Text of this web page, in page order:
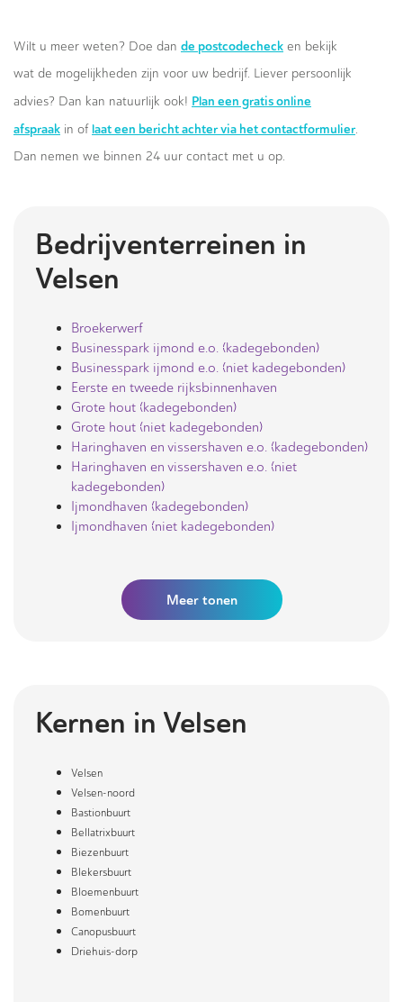
Wilt u meer weten? Doe dan de postcodecheck en bekijk
wat de mogelijkheden zijn voor uw bedrijf. Liever persoonlijk
advies? Dan kan natuurlijk ook! Plan een gratis online
afspraak in of laat een bericht achter via het contactformulier.
Dan nemen we binnen 24 uur contact met u op.
Bedrijventerreinen in
Velsen
Broekerwerf
Businesspark ijmond e.o. (kadegebonden)
Businesspark ijmond e.o. (niet kadegebonden)
Eerste en tweede rijksbinnenhaven
Grote hout (kadegebonden)
Grote hout (niet kadegebonden)
Haringhaven en vissershaven e.o. (kadegebonden)
Haringhaven en vissershaven e.o. (niet
kadegebonden)
Ijmondhaven (kadegebonden)
Ijmondhaven (niet kadegebonden)
Meertonen
Kernen in Velsen
Velsen
Velsen-noord
Bastionbuurt
Bellatrixbuurt
Biezenbuurt
Blekersbuurt
Bloemenbuurt
Bomenbuurt
Canopusbuurt
Driehuis-dorp